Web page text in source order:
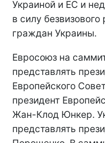
Украиной и ЕС и
в силу
граждан Украины.
Евросоюз на
представлять
Европейского
президент
Жан-Клод Юнкер.
представлять